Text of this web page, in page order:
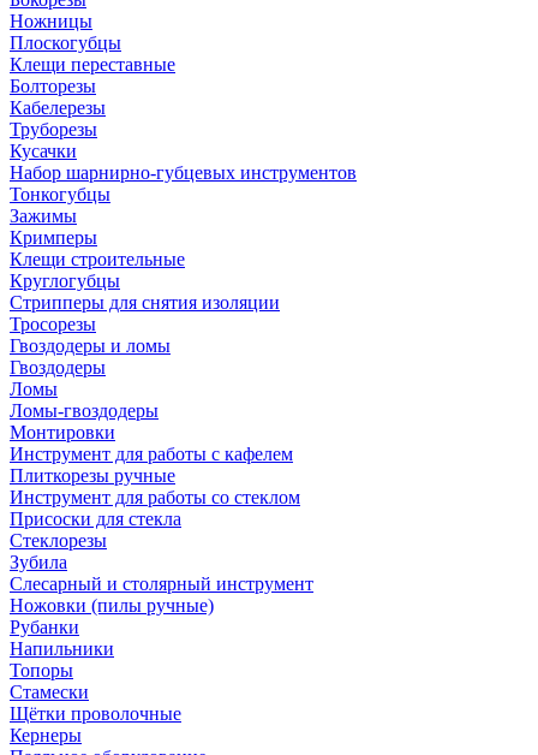
Ножницы
Плоскогубцы
Клещи переставные
Болторезы
Кабелерезы
Труборезы
Кусачки
Набор шарнирно-губцевых инструментов
Тонкогубцы
Зажимы
Кримперы
Клещи строительные
Круглогубцы
Стрипперы для снятия изоляции
Тросорезы
Гвоздодеры и ломы
Гвоздодеры
Ломы
Ломы-гвоздодеры
Монтировки
Инструмент для работы с кафелем
Плиткорезы ручные
Инструмент для работы со стеклом
Присоски для стекла
Стеклорезы
Зубила
Слесарный и столярный инструмент
Ножовки (пилы ручные)
Рубанки
Напильники
Топоры
Стамески
Щётки проволочные
Кернеры